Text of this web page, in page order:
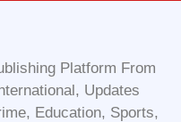
Platform From
Updates
Education, Sports,